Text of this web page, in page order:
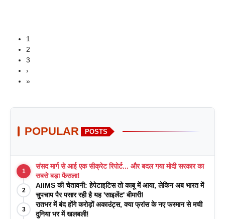
1
2
3
›
»
POPULAR POSTS
1
संसद मार्ग से आई एक सीक्रेट रिपोर्ट... और बदल गया मोदी सरकार का
सबसे बड़ा फैसला!
2
AIIMS की चेतावनी: हेपेटाइटिस तो काबू में आया, लेकिन अब भारत में
चुपचाप पैर पसार रही है यह 'साइलेंट' बीमारी!
3
रातभर में बंद होंगे करोड़ों अकाउंट्स, क्या फ्रांस के नए फरमान से मची
दुनिया भर में खलबली!